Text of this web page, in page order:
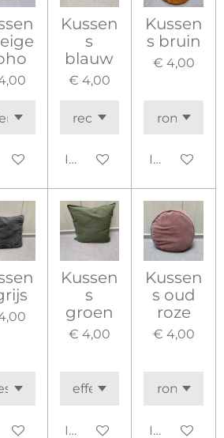
Kussen
s
blauw
€ 4,00
In winkelwagen
Kussen
s bruin
€ 4,00
In
Kussen
s
groen
€ 4,00
In winkelwagen
Kussen
s oud
roze
€ 4,00
In